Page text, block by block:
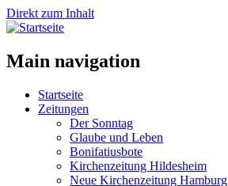
Direkt zum Inhalt
Main navigation
Startseite
Zeitungen
Der Sonntag
Glaube und Leben
Bonifatiusbote
Kirchenzeitung Hildesheim
Neue Kirchenzeitung Hamburg